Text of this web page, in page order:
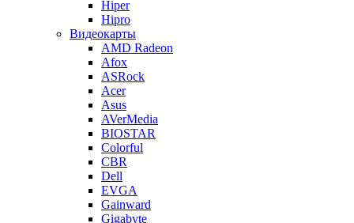
Hiper
Hipro
Видеокарты
AMD Radeon
Afox
ASRock
Acer
Asus
AVerMedia
BIOSTAR
Colorful
CBR
Dell
EVGA
Gainward
Gigabyte